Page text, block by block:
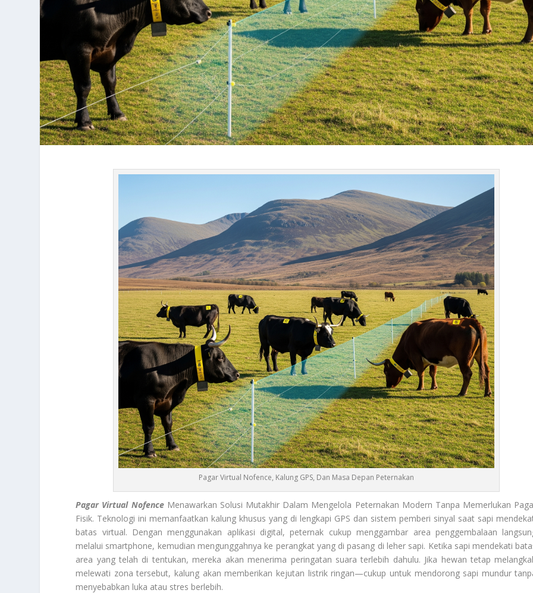
Pagar Virtual Nofence, Kalung GPS, Dan Masa Depan Peternakan
Pagar Virtual NofenceMenawarkan Solusi Mutakhir Dalam Mengelola Peternakan Modern Tanpa Memerlukan
Fisik. Teknologi ini memanfaatkan kalung khusus yang di lengkapi GPS dan sistem pemberi sinyal saat sapi
batas virtual. Dengan menggunakan aplikasi digital, peternak cukup menggambar area penggembalaan
melalui smartphone, kemudian mengunggahnya ke perangkat yang di pasang di leher sapi. Ketika sapi mendekati
area yang telah di tentukan, mereka akan menerima peringatan suara terlebih dahulu. Jika hewan tetap
melewati zona tersebut, kalung akan memberikan kejutan listrik ringan—cukup untuk mendorong sapi mundur
menyebabkan luka atau stres berlebih.